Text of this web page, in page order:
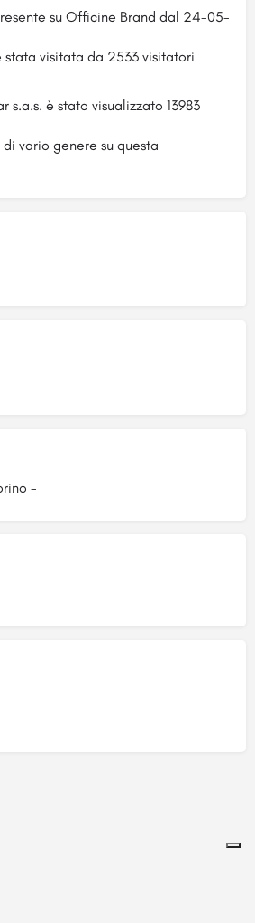
su Officine Brand dal 24-05-
stata visitata da 2533 visitatori
s.a.s. è stato visualizzato 13983
vario genere su questa
-